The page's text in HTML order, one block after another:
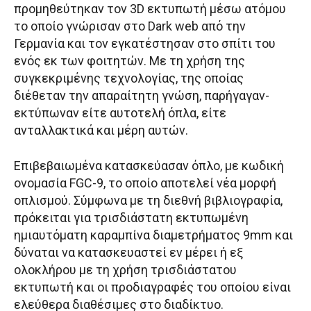
προμηθεύτηκαν τον 3D εκτυπωτή μέσω ατόμου
το οποίο γνώρισαν στο Dark web από την
Γερμανία και τον εγκατέστησαν στο σπίτι του
ενός εκ των φοιτητών. Με τη χρήση της
συγκεκριμένης τεχνολογίας, της οποίας
διέθεταν την απαραίτητη γνώση, παρήγαγαν-
εκτύπωναν είτε αυτοτελή όπλα, είτε
ανταλλακτικά και μέρη αυτών.
Eπιβεβαιωμένα κατασκεύασαν όπλο, με κωδική
ονομασία FGC-9, το οποίο αποτελεί νέα μορφή
οπλισμού. Σύμφωνα με τη διεθνή βιβλιογραφία,
πρόκειται για τρισδιάστατη εκτυπωμένη
ημιαυτόματη καραμπίνα διαμετρήματος 9mm και
δύναται να κατασκευαστεί εν μέρει ή εξ
ολοκλήρου με τη χρήση τρισδιάστατου
εκτυπωτή και οι προδιαγραφές του οποίου είναι
ελεύθερα διαθέσιμες στο διαδίκτυο.